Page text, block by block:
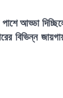
আড্ডা
বিভিন্ন